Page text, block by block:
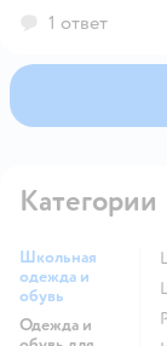
1 ответ
Категории
Школьная
одежда и
обувь
Одежда и